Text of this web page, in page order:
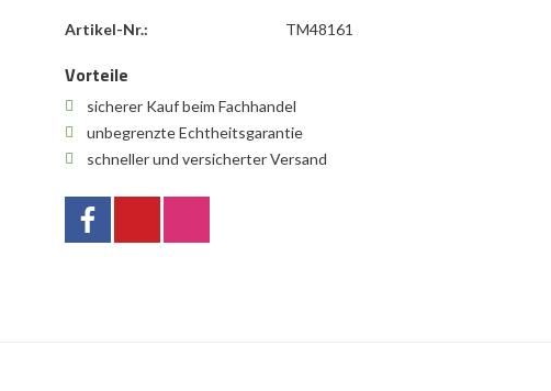
Artikel-Nr.: TM48161
Vorteile
sicherer Kauf beim Fachhandel
unbegrenzte Echtheitsgarantie
schneller und versicherter Versand